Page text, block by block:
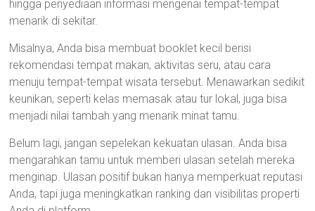
hingga penyediaan informasi mengenai tempat-tempat
menarik di sekitar.
Misalnya, Anda bisa membuat booklet kecil berisi
rekomendasi tempat makan, aktivitas seru, atau cara
menuju tempat-tempat wisata tersebut. Menawarkan sedikit
keunikan, seperti kelas memasak atau tur lokal, juga bisa
menjadi nilai tambah yang menarik minat tamu.
Belum lagi, jangan sepelekan kekuatan ulasan. Anda bisa
mengarahkan tamu untuk memberi ulasan setelah mereka
menginap. Ulasan positif bukan hanya memperkuat reputasi
Anda, tapi juga meningkatkan ranking dan visibilitas properti